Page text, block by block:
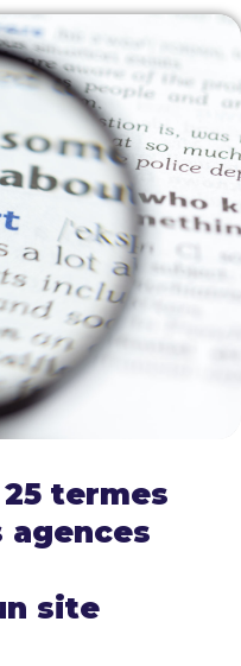
termes
site